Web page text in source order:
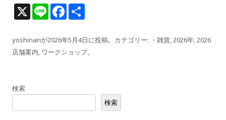
X Li
e
F
e
b
o
k
yoshinariが2026年5月4日に投稿。カテゴリー: ・雑貨,2026年,2026
店舗案内, ワークショップ。
検索
検索